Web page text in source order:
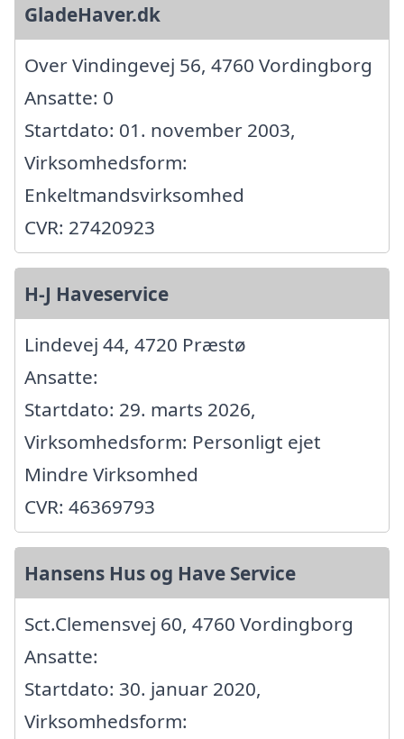
GladeHaver.dk
Over Vindingevej 56, 4760 Vordingborg
Ansatte: 0
Startdato: 01. november 2003,
Virksomhedsform:
Enkeltmandsvirksomhed
CVR: 27420923
H-J Haveservice
Lindevej 44, 4720 Præstø
Ansatte:
Startdato: 29. marts 2026,
Virksomhedsform: Personligt ejet
Mindre Virksomhed
CVR: 46369793
Hansens Hus og Have Service
Sct.Clemensvej 60, 4760 Vordingborg
Ansatte:
Startdato: 30. januar 2020,
Virksomhedsform: